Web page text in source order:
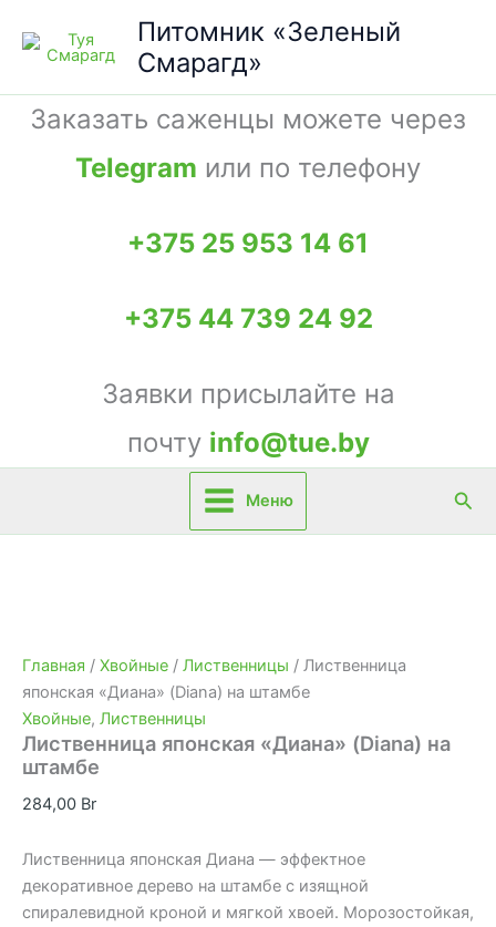
содержимому
Питомник «Зеленый
Смарагд»
Заказать саженцы можете через
Telegram или по телефону
+375 25 953 14 61
+375 44 739 24 92
Заявки присылайте на
почту info@tue.by
Меню
Главная / Хвойные / Лиственницы / Лиственница
японская «Диана» (Diana) на штамбе
Хвойные, Лиственницы
Лиственница японская «Диана» (Diana) на
штамбе
284,00 Br
Лиственница японская Диана — эффектное
декоративное дерево на штамбе с изящной
спиралевидной кроной и мягкой хвоей. Морозостойкая,